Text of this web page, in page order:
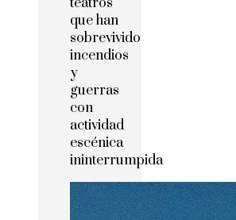
que han
sobrevivido
incendios
y
guerras
con
actividad
escénica
ininterrumpida